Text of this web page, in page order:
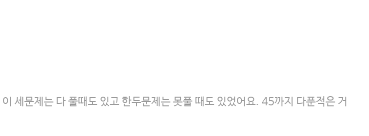
이 세문제는 다 풀때도 있고 한두문제는 못풀 때도 있었어요. 45까지 다푼적은 거